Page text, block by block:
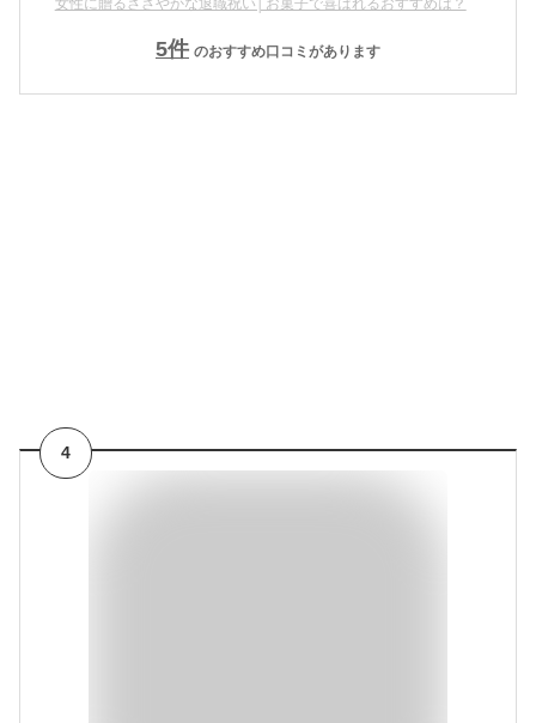
5件 のおすすめ口コミがあります
4